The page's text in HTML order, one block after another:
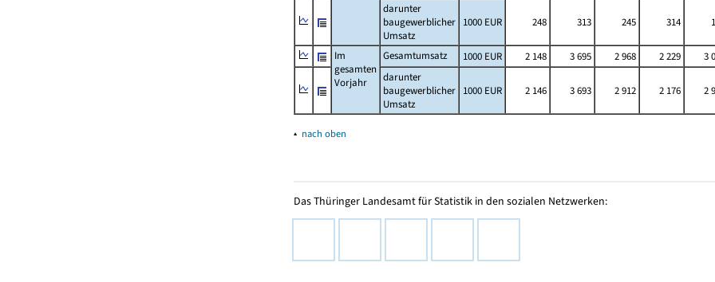
darunter
baugewerblicher
Umsatz
1000 EUR 248 313 245 314
Im
gesamten
Vorjahr
Gesamtumsatz 1000 EUR 2 148 3 695 2 968 2 229 3
darunter
baugewerblicher
Umsatz
1000 EUR 2 146 3 693 2 912 2 176 2
▴ nach oben
Das Thüringer Landesamt für Statistik in den sozialen Netzwerken: